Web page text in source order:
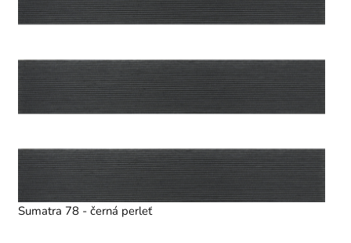
Sumatra 78 - černá perleť